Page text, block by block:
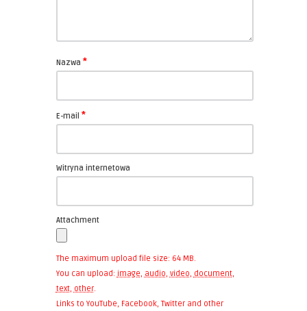
Nazwa *
E-mail *
Witryna internetowa
Attachment
The maximum upload file size: 64 MB.
You can upload: image, audio, video, document,
text, other.
Links to YouTube, Facebook, Twitter and other